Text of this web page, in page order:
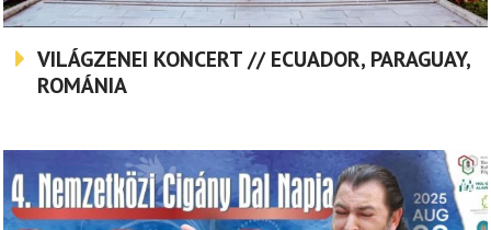
VILÁGZENEI KONCERT // ECUADOR, PARAGUAY,
ROMÁNIA